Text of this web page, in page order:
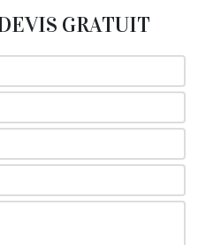
GRATUIT